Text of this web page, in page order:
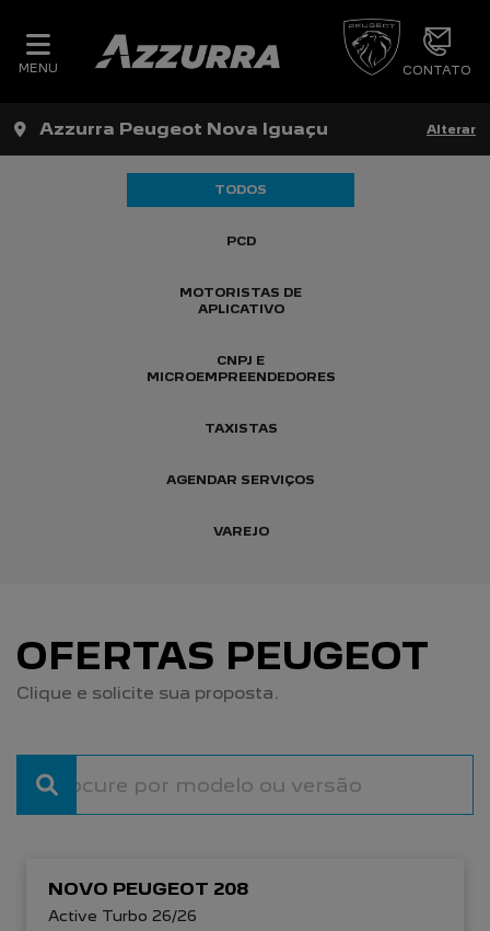
MENU CONTATO
Azzurra Peugeot Nova Iguaçu Alterar
TODOS
PCD
MOTORISTAS DE
APLICATIVO
CNPJ E
MICROEMPREENDEDORES
TAXISTAS
AGENDAR SERVIÇOS
VAREJO
OFERTAS PEUGEOT
Clique e solicite sua proposta.
NOVO PEUGEOT 208
Active Turbo 26/26